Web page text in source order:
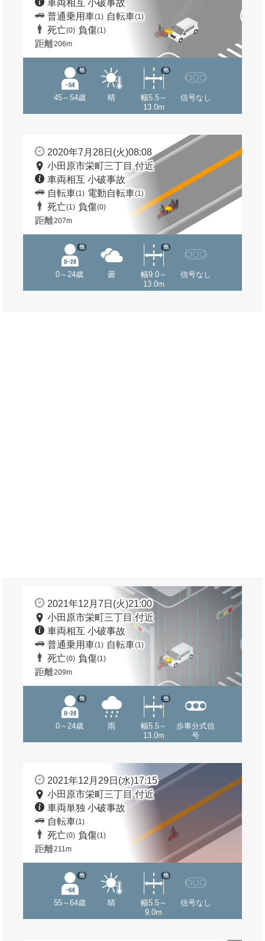
車両相互 小破事故
普通乗用車(1) 自転車(1)
死亡(0) 負傷(1)
距離206m
45～54歳
他
晴
幅5.5～
13.0m
他
信号なし
2020年7月28日(火)08:08
小田原市栄町三丁目 付近
車両相互 小破事故
自転車(1) 電動自転車(1)
死亡(1) 負傷(0)
距離207m
0～24歳
他
曇
幅9.0～
13.0m
他
信号なし
2021年12月7日(火)21:00
小田原市栄町三丁目 付近
車両相互 小破事故
普通乗用車(1) 自転車(1)
死亡(0) 負傷(1)
距離209m
0～24歳
他
雨
幅5.5～
13.0m
他
歩車分式信
号
2021年12月29日(水)17:15
小田原市栄町三丁目 付近
車両単独 小破事故
自転車(1)
死亡(0) 負傷(1)
距離211m
55～64歳
他
晴
幅5.5～
9.0m
他
信号なし